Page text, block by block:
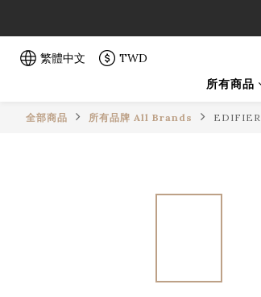
繁體中文 TWD
所有商品
全部商品 所有品牌 All Brands EDIFIER